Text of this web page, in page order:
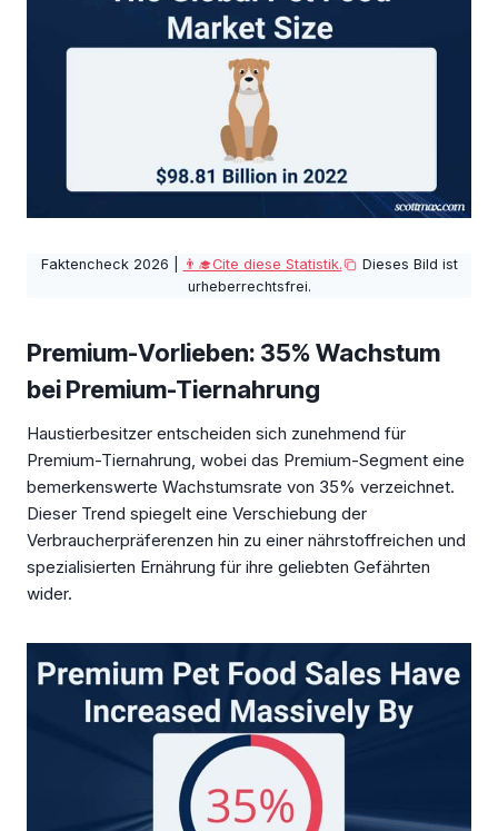
Faktencheck 2026 | 👨‍🎓Cite diese Statistik.
Dieses Bild ist
urheberrechtsfrei.
Premium-Vorlieben: 35% Wachstum
bei Premium-Tiernahrung
Haustierbesitzer entscheiden sich zunehmend für
Premium-Tiernahrung, wobei das Premium-Segment eine
bemerkenswerte Wachstumsrate von 35% verzeichnet.
Dieser Trend spiegelt eine Verschiebung der
Verbraucherpräferenzen hin zu einer nährstoffreichen und
spezialisierten Ernährung für ihre geliebten Gefährten
wider.